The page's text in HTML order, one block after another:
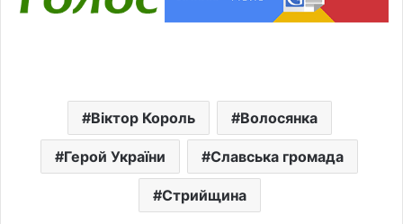
Віктор Король Волосянка
Герой України Славська громада
Стрийщина